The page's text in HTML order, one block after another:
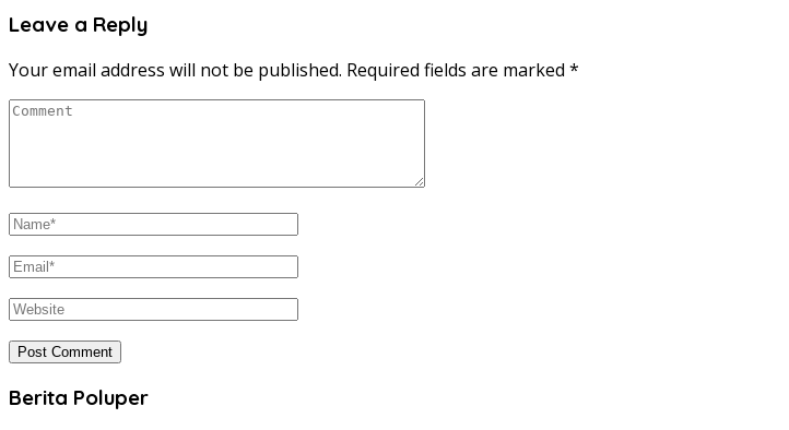
Leave a Reply
Your email address will not be published. Required fields are marked *
Berita Poluper